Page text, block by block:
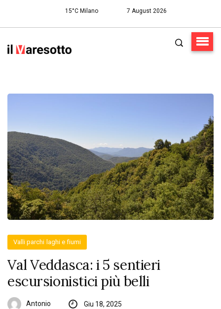
15°C Milano 7 August 2026
Valli parchi laghi e fiumi
Val Veddasca: i 5 sentieri
escursionistici più belli
Antonio Giu 18, 2025